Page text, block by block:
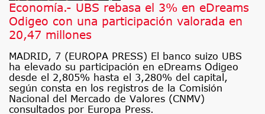
Economía.- UBS rebasa el 3% en eDreams
Odigeo con una participación valorada en
20,47 millones
MADRID, 7 (EUROPA PRESS) El banco suizo UBS
ha elevado su participación en eDreams Odigeo
desde el 2,805% hasta el 3,280% del capital,
según consta en los registros de la Comisión
Nacional del Mercado de Valores (CNMV)
consultados por Europa Press.